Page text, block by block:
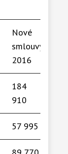
Nové
smlouvy
2016
184
910
57 995